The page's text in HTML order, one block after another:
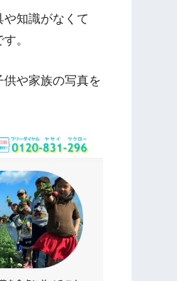
知識がなくて
。
や家族の写真を